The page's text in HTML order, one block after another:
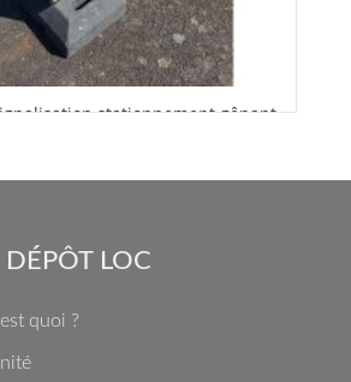
stationnement gênant
LOC
quoi ?